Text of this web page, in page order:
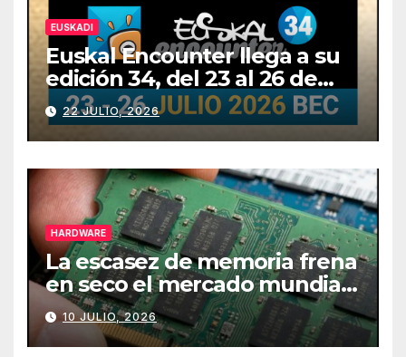
EUSKADI
Euskal Encounter llega a su
edición 34, del 23 al 26 de
julio
22 JULIO, 2026
HARDWARE
La escasez de memoria frena
en seco el mercado mundial
de PCs
10 JULIO, 2026